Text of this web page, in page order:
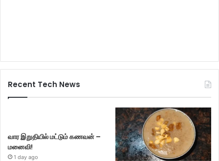
Recent Tech News
வார இறுதியில் மட்டும் கணவன் –
மனைவி!
1 day ago